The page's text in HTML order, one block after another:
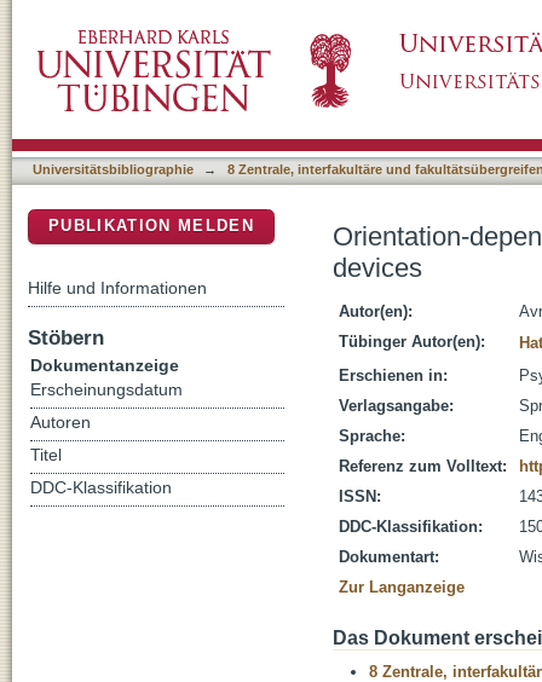
Universitätsbibliographie → 8 Zentrale, interfakultäre und
Orientation-
devices
Autor(en):
Tübinger Autor(en):
Erschienen in:
Verlagsangabe:
Sprache:
Referenz zum Volltext:
ISSN:
DDC-Klassifikation:
Dokumentart:
Zur Langanzeige
Das Dokument
8 Zentrale,
PUBLIKATION MELDEN
Hilfe und Informationen
Stöbern
Dokumentanzeige
Erscheinungsdatum
Autoren
Titel
DDC-Klassifikation